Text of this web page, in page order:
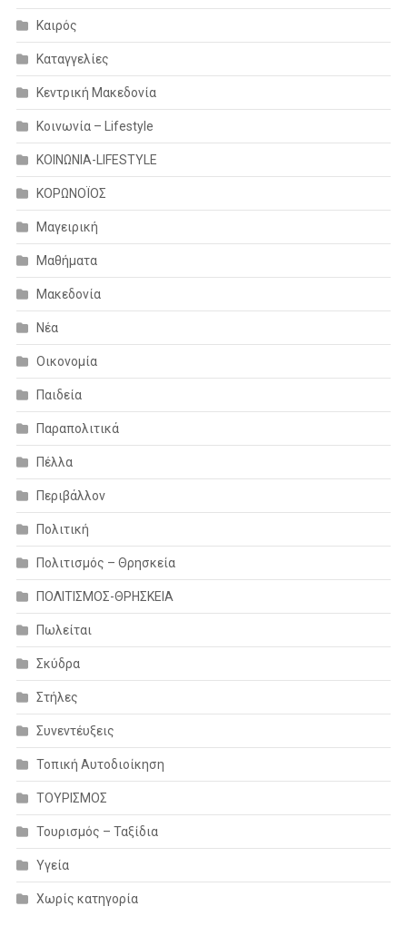
Καιρός
Καταγγελίες
Κεντρική Μακεδονία
Κοινωνία – Lifestyle
ΚΟΙΝΩΝΙΑ-LIFESTYLE
ΚΟΡΩΝΟΪΟΣ
Μαγειρική
Μαθήματα
Μακεδονία
Νέα
Οικονομία
Παιδεία
Παραπολιτικά
Πέλλα
Περιβάλλον
Πολιτική
Πολιτισμός – Θρησκεία
ΠΟΛΙΤΙΣΜΟΣ-ΘΡΗΣΚΕΙΑ
Πωλείται
Σκύδρα
Στήλες
Συνεντέυξεις
Τοπική Αυτοδιοίκηση
ΤΟΥΡΙΣΜΟΣ
Τουρισμός – Ταξίδια
Υγεία
Χωρίς κατηγορία